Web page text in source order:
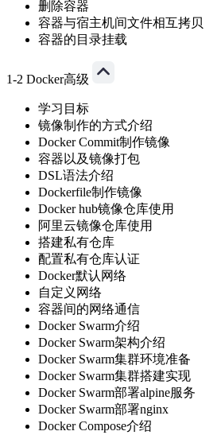
删除容器
容器与宿主机间文件相互拷贝
容器的目录挂载
1-2 Docker高级
学习目标
镜像制作的方式介绍
Docker Commit制作镜像
容器以及镜像打包
DSL语法介绍
Dockerfile制作镜像
Docker hub镜像仓库使用
阿里云镜像仓库使用
搭建私有仓库
配置私有仓库认证
Docker默认网络
自定义网络
容器间的网络通信
Docker Swarm介绍
Docker Swarm架构介绍
Docker Swarm集群环境准备
Docker Swarm集群搭建实现
Docker Swarm部署alpine服务
Docker Swarm部署nginx
Docker Compose介绍